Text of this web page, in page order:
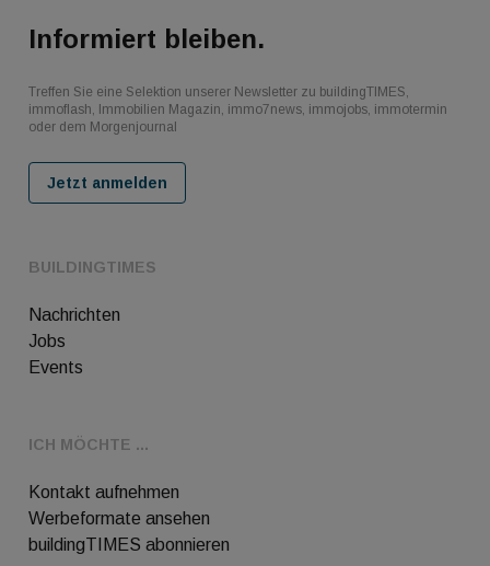
BUILDINGTIMES
Nachrichten
Jobs
Events
ICH MÖCHTE ...
Kontakt aufnehmen
Werbeformate ansehen
buildingTIMES abonnieren
Informiert bleiben.
Treffen Sie eine Selektion unserer Newsletter zu buildingTIMES,
immoflash, Immobilien Magazin, immo7news, immojobs, immotermin
oder dem Morgenjournal
Jetzt anmelden